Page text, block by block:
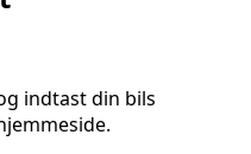
indtast din bils